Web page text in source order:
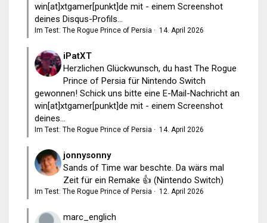
win[at]xtgamer[punkt]de mit - einem Screenshot
deines Disqus-Profils...
Im Test: The Rogue Prince of Persia · 14. April 2026
iPatXT
Herzlichen Glückwunsch, du hast The Rogue
Prince of Persia für Nintendo Switch
gewonnen! Schick uns bitte eine E-Mail-Nachricht an
win[at]xtgamer[punkt]de mit - einem Screenshot
deines...
Im Test: The Rogue Prince of Persia · 14. April 2026
jonnysonny
Sands of Time war beschte. Da wärs mal
Zeit für ein Remake 👍 (Nintendo Switch)
Im Test: The Rogue Prince of Persia · 12. April 2026
marc_englich